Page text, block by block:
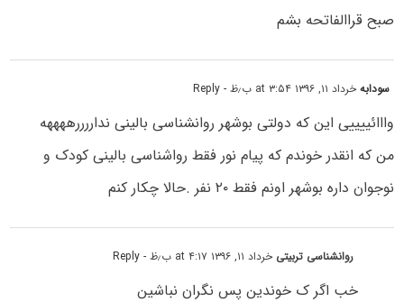
صبح قراالفاتحه بشم
سودابهخرداد ۱۱, ۱۳۹۶ at ۳:۵۴ ب٫ظ - Reply
وااائییییی این که دولتی بوشهر روانشناسی بالینی نداررررههههه
من که انقدر خوندم که پیام نور فقط رواشناسی بالینی کودک و
نوجوان داره بوشهر اونم فقط ۲۰ نفر .حالا چکار کنم
روانشناسی تربیتی خرداد ۱۱, ۱۳۹۶ at ۴:۱۷ ب٫ظ - Reply
خب اگر ک خوندین پس نگران نباشین